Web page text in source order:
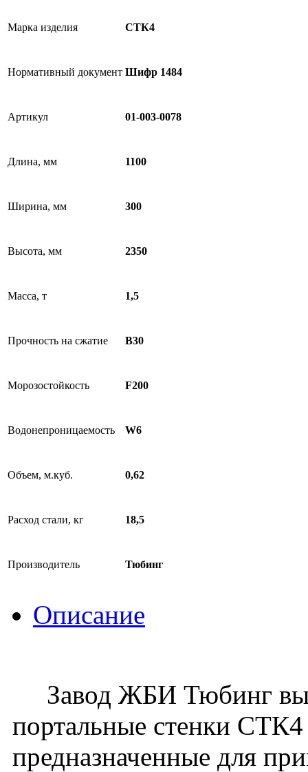
Марка изделия СТК4
Нормативный документ Шифр 1484
Артикул 01-003-0078
Длина, мм 1100
Ширина, мм 300
Высота, мм 2350
Масса, т 1,5
Прочность на сжатие B30
Морозостойкость F200
Водонепроницаемость W6
Объем, м.куб. 0,62
Расход стали, кг 18,5
Производитель Тюбинг
Описание
Завод ЖБИ Тюбинг
портальные стенки
предназначенные для